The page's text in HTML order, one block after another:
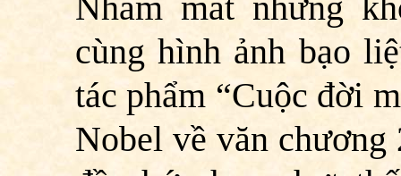
cùng hình ảnh bạo
tác phẩm “Cuộc đời
Nobel về văn